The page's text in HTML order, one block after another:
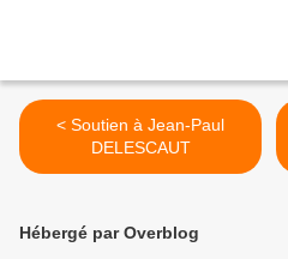
< Soutien à Jean-Paul
DELESCAUT
Hébergé par Overblog